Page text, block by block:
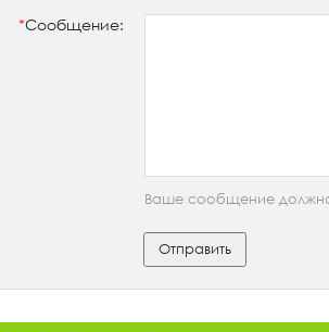
*Сообщение:
Ваше сообщение должно
Отправить